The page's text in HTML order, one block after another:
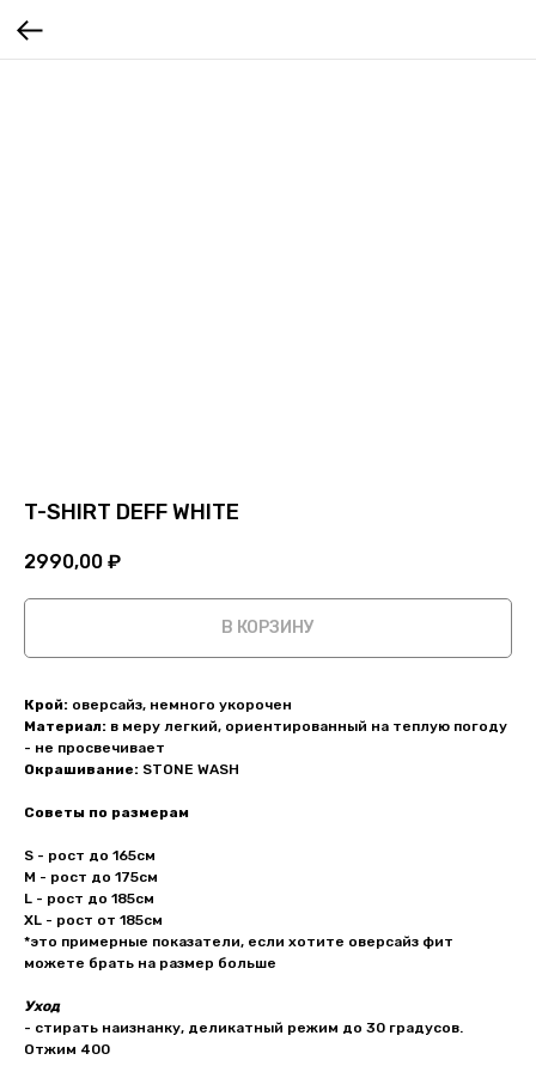
T-SHIRT DEFF WHITE
2990,00 ₽
В КОРЗИНУ
Крой: оверсайз, немного укорочен
Материал: в меру легкий, ориентированный на теплую погоду
- не просвечивает
Окрашивание: STONE WASH
Советы по размерам
S - рост до 165см
M - рост до 175см
L - рост до 185см
XL - рост от 185см
*это примерные показатели, если хотите оверсайз фит
можете брать на размер больше
Уход
- стирать наизнанку, деликатный режим до 30 градусов.
Отжим 400